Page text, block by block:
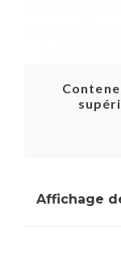
Affichage